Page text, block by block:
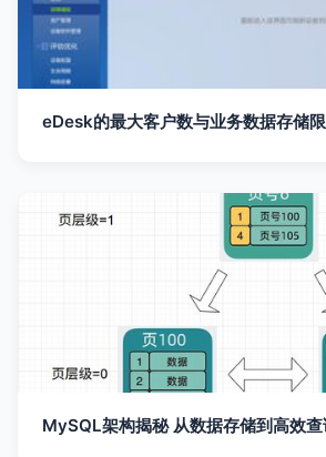
eDesk的最大客户数与业务数据存储
MySQL架构揭秘 从数据存储到高效